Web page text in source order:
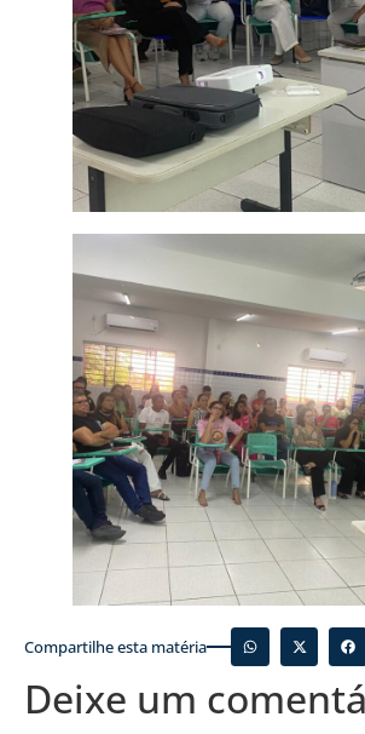
Compartilhe esta matéria
Deixe um